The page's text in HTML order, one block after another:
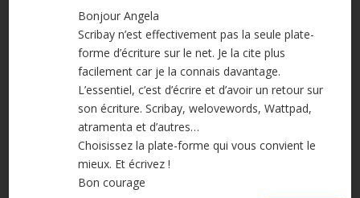
Bonjour Angela
Scribay n’est effectivement pas la seule plate-
forme d’écriture sur le net. Je la cite plus
facilement car je la connais davantage.
L’essentiel, c’est d’écrire et d’avoir un retour sur
son écriture. Scribay, welovewords, Wattpad,
atramenta et d’autres…
Choisissez la plate-forme qui vous convient le
mieux. Et écrivez !
Bon courage